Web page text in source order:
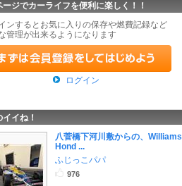
ージでカーライフを便利に楽しく！！
ンするとお気に入りの保存や燃費記録など
管理が出来るようになります
ログイン
イね！
八菅橋下河川敷からの、Williams
Hond ...
ふじっこパパ
976